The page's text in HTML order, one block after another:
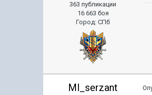
363 публикации
16 663 боя
Город:СПб
Ml_serzant